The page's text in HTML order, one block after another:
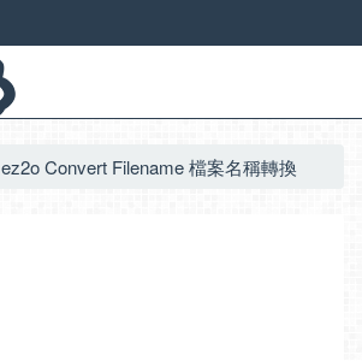
ez2o Convert Filename 檔案名稱轉換